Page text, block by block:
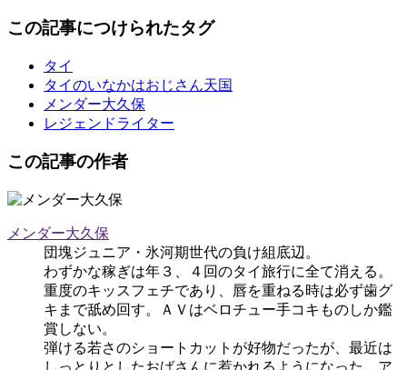
この記事につけられたタグ
タイ
タイのいなかはおじさん天国
メンダー大久保
レジェンドライター
この記事の作者
メンダー大久保
団塊ジュニア・氷河期世代の負け組底辺。
わずかな稼ぎは年３、４回のタイ旅行に全て消える。
重度のキッスフェチであり、唇を重ねる時は必ず歯グ
キまで舐め回す。ＡＶはベロチュー手コキものしか鑑
賞しない。
弾ける若さのショートカットが好物だったが、最近は
しっとりとしたおばさんに惹かれるようになった。ア